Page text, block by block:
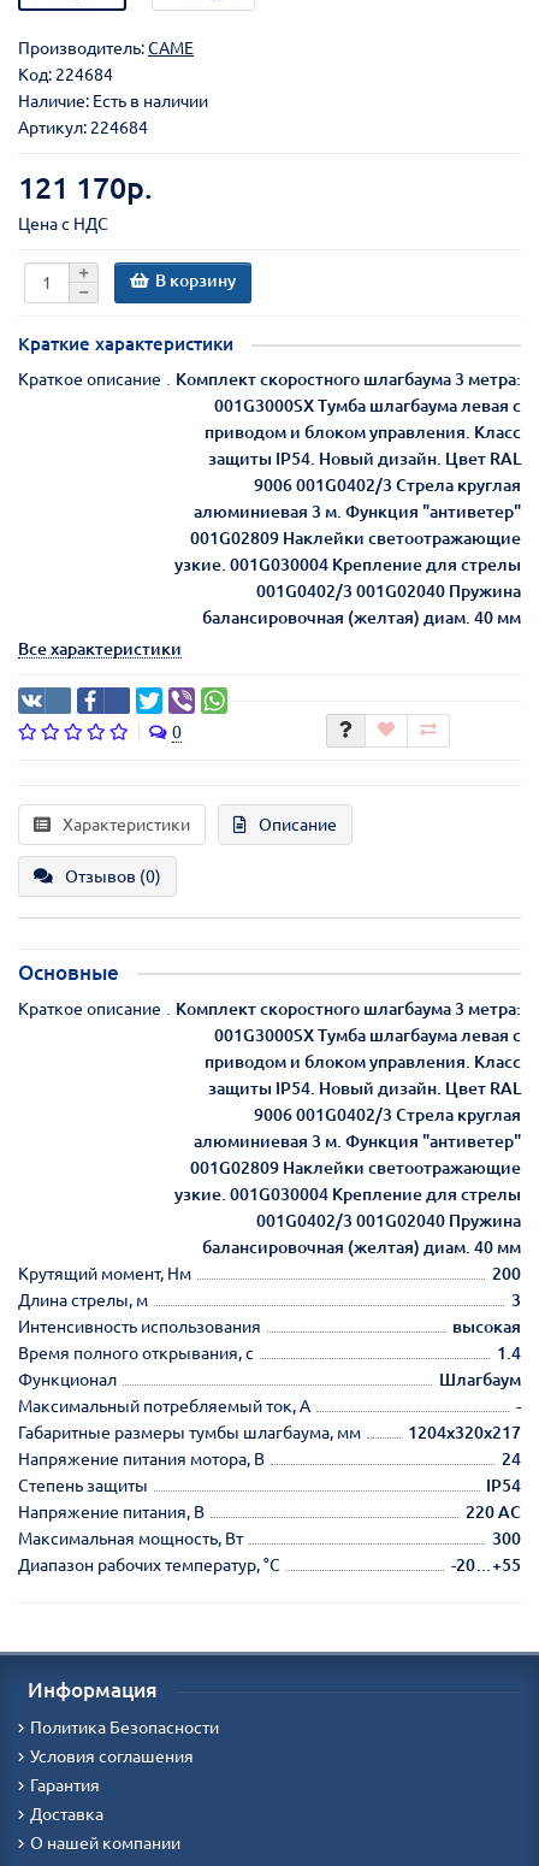
Производитель:CAME
Код: 224684
Наличие: Есть в наличии
Артикул: 224684
121 170р.
Цена с НДС
В корзину
Краткие характеристики
Краткое описание
Комплект скоростного шлагбаума 3 метра:
001G3000SX Тумба шлагбаума левая с
приводом и блоком управления. Класс
защиты IP54. Новый дизайн. Цвет RAL
9006 001G0402/3 Стрела круглая
алюминиевая 3 м. Функция "антиветер"
001G02809 Наклейки светоотражающие
узкие. 001G030004 Крепление для стрелы
001G0402/3 001G02040 Пружина
балансировочная (желтая) диам. 40 мм
Все характеристики
0
Характеристики Описание
Отзывов (0)
Основные
Краткое описание
Комплект скоростного шлагбаума 3 метра:
001G3000SX Тумба шлагбаума левая с
приводом и блоком управления. Класс
защиты IP54. Новый дизайн. Цвет RAL
9006 001G0402/3 Стрела круглая
алюминиевая 3 м. Функция "антиветер"
001G02809 Наклейки светоотражающие
узкие. 001G030004 Крепление для стрелы
001G0402/3 001G02040 Пружина
балансировочная (желтая) диам. 40 мм
Крутящий момент, Нм
200
Длина стрелы, м
3
Интенсивность использования
высокая
Время полного открывания, с
1.4
Функционал
Шлагбаум
Максимальный потребляемый ток, А
-
Габаритные размеры тумбы шлагбаума, мм
1204х320х217
Напряжение питания мотора, В
24
Степень защиты
IP54
Напряжение питания, В
220 AC
Максимальная мощность, Вт
300
Диапазон рабочих температур, °С
-20…+55
Информация
Политика Безопасности
Условия соглашения
Гарантия
Доставка
О нашей компании